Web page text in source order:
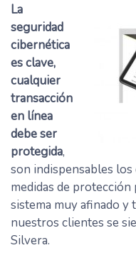
La
seguridad
cibernética
es clave,
cualquier
transacción
en línea
debe ser
protegida,
son indispensables los
medidas de protección
sistema muy afinado y
nuestros clientes se
Silvera.